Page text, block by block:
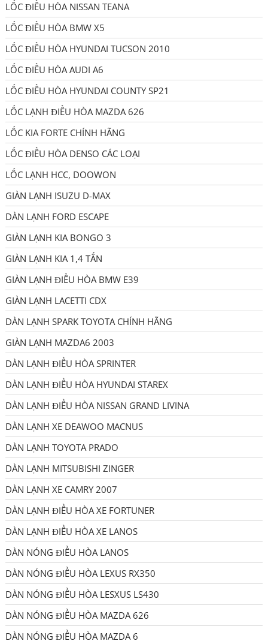
LỐC ĐIỀU HÒA NISSAN TEANA
LỐC ĐIỀU HÒA BMW X5
LỐC ĐIỀU HÒA HYUNDAI TUCSON 2010
LỐC ĐIỀU HÒA AUDI A6
LỐC ĐIỀU HÒA HYUNDAI COUNTY SP21
LỐC LẠNH ĐIỀU HÒA MAZDA 626
LỐC KIA FORTE CHÍNH HÃNG
LỐC ĐIỀU HÒA DENSO CÁC LOẠI
LỐC LẠNH HCC, DOOWON
GIÀN LẠNH ISUZU D-MAX
DÀN LẠNH FORD ESCAPE
GIÀN LẠNH KIA BONGO 3
GIÀN LẠNH KIA 1,4 TẤN
GIÀN LẠNH ĐIỀU HÒA BMW E39
GIÀN LẠNH LACETTI CDX
DÀN LẠNH SPARK TOYOTA CHÍNH HÃNG
GIÀN LẠNH MAZDA6 2003
DÀN LẠNH ĐIỀU HÒA SPRINTER
DÀN LẠNH ĐIỀU HÒA HYUNDAI STAREX
DÀN LẠNH ĐIỀU HÒA NISSAN GRAND LIVINA
DÀN LẠNH XE DEAWOO MACNUS
DÀN LẠNH TOYOTA PRADO
DÀN LẠNH MITSUBISHI ZINGER
DÀN LẠNH XE CAMRY 2007
DÀN LẠNH ĐIỀU HÒA XE FORTUNER
DÀN LẠNH ĐIỀU HÒA XE LANOS
DÀN NÓNG ĐIỀU HÒA LANOS
DÀN NÓNG ĐIỀU HÒA LEXUS RX350
DÀN NÓNG ĐIỀU HÒA LESXUS LS430
DÀN NÓNG ĐIỀU HÒA MAZDA 626
DÀN NÓNG ĐIỀU HÒA MAZDA 6